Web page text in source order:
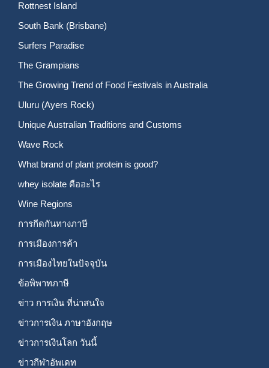
Rottnest Island
South Bank (Brisbane)
Surfers Paradise
The Grampians
The Growing Trend of Food Festivals in Australia
Uluru (Ayers Rock)
Unique Australian Traditions and Customs
Wave Rock
What brand of plant protein is good?
whey isolate คืออะไร
Wine Regions
การกีดกันทางภาษี
การเมืองการค้า
การเมืองไทยในปัจจุบัน
ข้อพิพาทภาษี
ข่าว การเงิน ที่น่าสนใจ
ข่าวการเงิน ภาษาอังกฤษ
ข่าวการเงินโลก วันนี้
ข่าวกีฬาอัพเดท